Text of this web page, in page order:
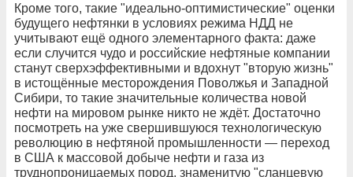
Кроме того, такие "идеально-оптимистические" оценки
будущего нефтянки в условиях режима НДД не
учитывают ещё одного элементарного факта: даже
если случится чудо и российские нефтяные компании
станут сверхэффективными и вдохнут "вторую жизнь"
в истощённые месторождения Поволжья и Западной
Сибири, то такие значительные количества новой
нефти на мировом рынке никто не ждёт. Достаточно
посмотреть на уже свершившуюся технологическую
революцию в нефтяной промышленности — переход
в США к массовой добыче нефти и газа из
труднопроницаемых пород, знаменитую "сланцевую